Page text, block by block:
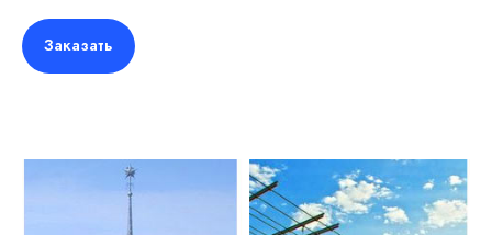
Заказать